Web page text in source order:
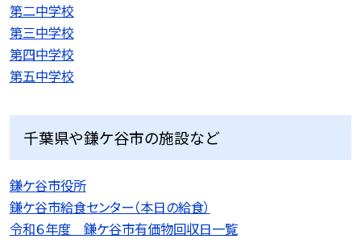
第二中学校
第三中学校
第四中学校
第五中学校
千葉県や鎌ケ谷市の施設など
鎌ケ谷市役所
鎌ケ谷市給食センター（本日の給食）
令和６年度 鎌ケ谷市有価物回収日一覧